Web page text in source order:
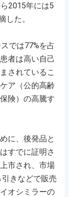
2015年には5
した。
では77%を占
者は高い自己
されているこ
ア（公的高齢
険）の高騰す
に、後発品と
すでに証明さ
市され、市場
きなどで販売
オシミラーの